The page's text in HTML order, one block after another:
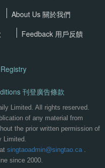
About Us 關於我們
Feedback 用戶反饋
刊登廣告條款
Limited. All rights reserved.
of any material from
the prior written permission of
Limited.
singtaoadmin@singtao.ca.
since 2000.